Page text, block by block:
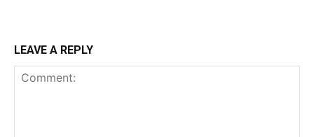
LEAVE A REPLY